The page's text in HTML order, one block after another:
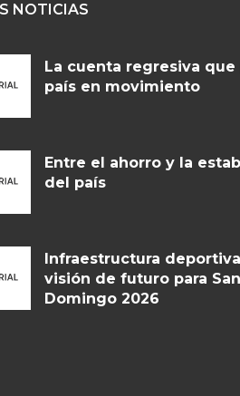
NOTICIAS
La cuenta regresiva que
país en movimiento
Entre el ahorro y la
del país
Infraestructura
visión de futuro para
Domingo 2026